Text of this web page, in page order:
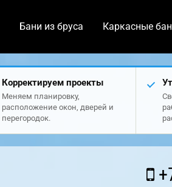
Бани из бруса Каркасные
Корректируем проекты
Меняем планировку,
расположение окон, дверей и
перегородок.